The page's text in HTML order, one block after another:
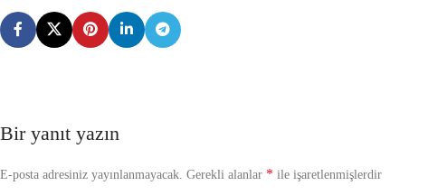
Bir yanıt yazın
E-posta adresiniz yayınlanmayacak. Gerekli alanlar * ile işaretlenmişlerdir